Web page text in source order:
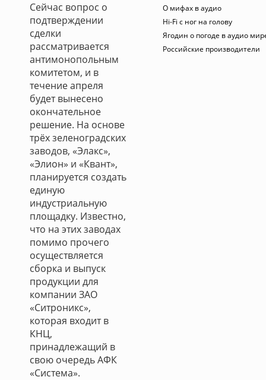
Сейчас вопрос о
подтверждении
сделки
рассматривается
антимонопольным
комитетом, и в
течение апреля
будет вынесено
окончательное
решение. На основе
трёх зеленоградских
заводов, «Элакс»,
«Элион» и «Квант»,
планируется создать
единую
индустриальную
площадку. Известно,
что на этих заводах
помимо прочего
осуществляется
сборка и выпуск
продукции для
компании ЗАО
«Ситроникс»,
которая входит в
КНЦ,
принадлежащий в
свою очередь АФК
«Система».
О мифах в аудио
Hi-Fi с ног на голову
Ягодин о погоде в аудио
Российские производители